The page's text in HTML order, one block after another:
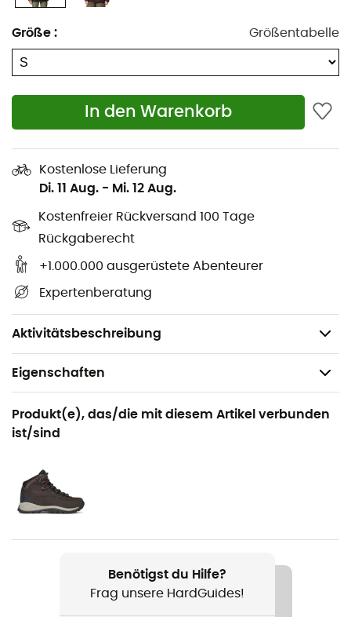
Größe : Größentabelle
In den Warenkorb
Kostenlose Lieferung
Di. 11 Aug. - Mi. 12 Aug.
Kostenfreier Rückversand 100 Tage
Rückgaberecht
+1.000.000 ausgerüstete Abenteurer
Expertenberatung
Aktivitätsbeschreibung
Brusttaschen mit Druckknopf
Seitentaschen mit Druckknopf
Elastischer Saum
Omni-Heat™ Infinity Thermo-reflektierende
Technologie: Thermo-reflektierendes System für
bessere Wärmerückhaltung und hohe
Atmungsaktivität
Omni-Shield™ Wasserabweisende Behandlung:
Wasser- und schmutzabweisend
Thermarator™ Isolierung, 100 % recyceltes Polyester
Außenmaterial: 100 % Nylon
Futter: 100 % Polyester
Eigenschaften
Geeignet für
Alltag / Wintersport
Damen
Longhorn Ridge Insulated Jacket
Omni-Shield™ / Thermarator™ / Omni-Heat™ Infinity
Produkt(e), das/die mit diesem Artikel verbunden
ist/sind
Benötigst du Hilfe?
Frag unsere HardGuides!